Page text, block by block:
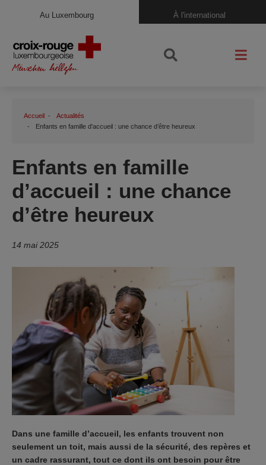
Au Luxembourg À l'international
Accueil
Actualités
Enfants en famille d'accueil : une chance d’être heureux
Enfants en famille
d’accueil : une chance
d’être heureux
14 mai 2025
Dans une famille d’accueil, les enfants trouvent non
seulement un toit, mais aussi de la sécurité, des repères et
un cadre rassurant, tout ce dont ils ont besoin pour être